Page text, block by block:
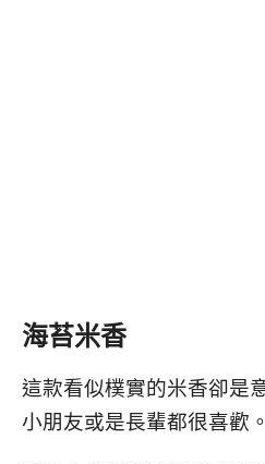
海苔米香
這款看似樸實的米香卻是
小朋友或是長輩都很喜歡。